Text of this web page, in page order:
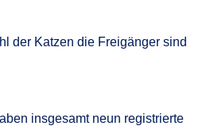
der Katzen die Freigänger sind
insgesamt neun registrierte